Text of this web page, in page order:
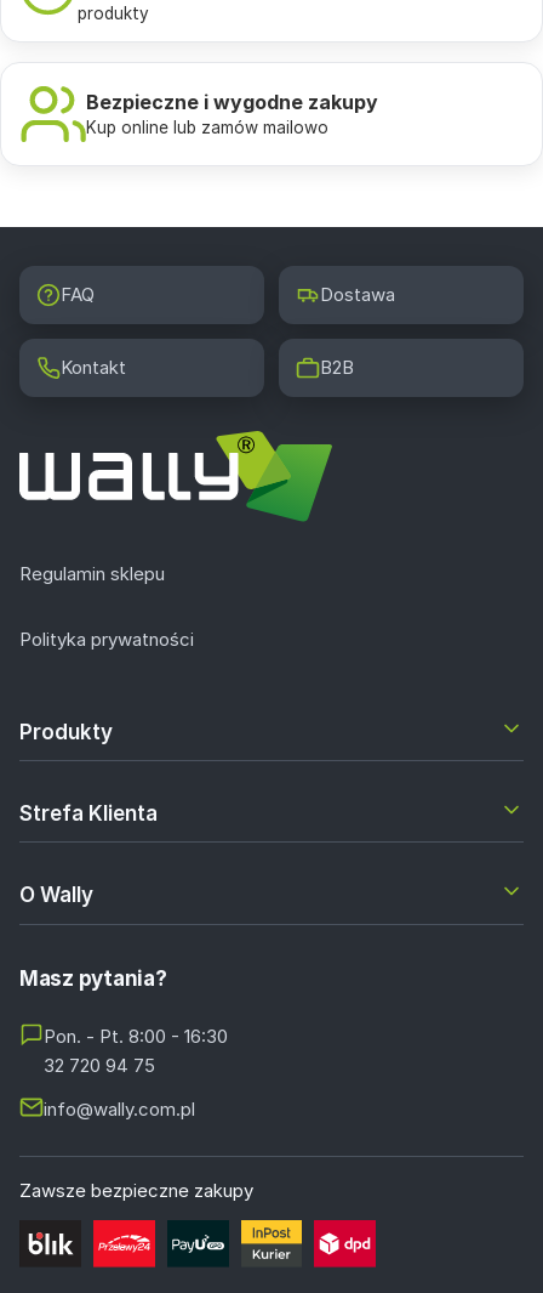
produkty
Bezpieczne i wygodne zakupy
Kup online lub zamów mailowo
FAQ Dostawa
Kontakt B2B
Regulamin sklepu
Polityka prywatności
Produkty
Strefa Klienta
O Wally
Masz pytania?
Pon. - Pt. 8:00 - 16:30
32 720 94 75
info@wally.com.pl
Zawsze bezpieczne zakupy